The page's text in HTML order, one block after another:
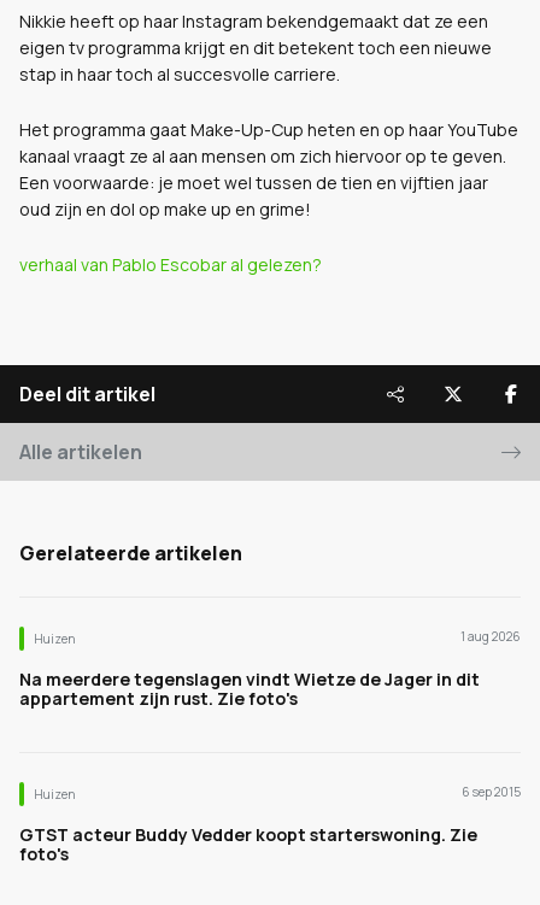
Nikkie heeft op haar Instagram bekendgemaakt dat ze een
eigen tv programma krijgt en dit betekent toch een nieuwe
stap in haar toch al succesvolle carriere.
Het programma gaat Make-Up-Cup heten en op haar YouTube
kanaal vraagt ze al aan mensen om zich hiervoor op te geven.
Een voorwaarde: je moet wel tussen de tien en vijftien jaar
oud zijn en dol op make up en grime!
verhaal van Pablo Escobar al gelezen?
Deel dit artikel
Alle artikelen
Gerelateerde artikelen
Huizen 1 aug 2026
Na meerdere tegenslagen vindt Wietze de Jager in dit
appartement zijn rust. Zie foto's
Huizen 6 sep 2015
GTST acteur Buddy Vedder koopt starterswoning. Zie
foto's